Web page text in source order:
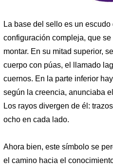
La base del sello es un
configuración compleja, que
montar. En su mitad superior,
cuerpo con púas, el llamado
cuernos. En la parte inferior
según la creencia, anunciaba
Los rayos divergen de él:
ocho en cada lado.
Ahora bien, este símbolo se
el camino hacia el